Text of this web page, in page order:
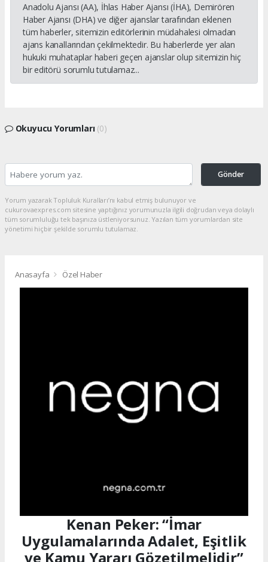
Anadolu Ajansı (AA), İhlas Haber Ajansı (İHA), Demirören
Haber Ajansı (DHA) ve diğer ajanslar tarafından eklenen
tüm haberler, sitemizin editörlerinin müdahalesi olmadan
ajans kanallarından çekilmektedir. Bu haberlerde yer alan
hukuki muhataplar haberi geçen ajanslar olup sitemizin hiç
bir editörü sorumlu tutulamaz...
Okuyucu Yorumları (0)
Gönder
Yorum yazarak Topluluk Kuralları’nı kabul etmiş bulunuyor ve
cukurovaexpres.com sitesine yaptığınız yorumunuzla ilgili doğrudan veya dolaylı
tüm sorumluluğu tek başınıza üstleniyorsunuz. Yazılan tüm yorumlardan site
yönetimi hiçbir şekilde sorumlu tutulamaz.
Anasayfa Özel Haber
Kenan Peker: “İmar
Uygulamalarında Adalet, Eşitlik
ve Kamu Yararı Gözetilmelidir”